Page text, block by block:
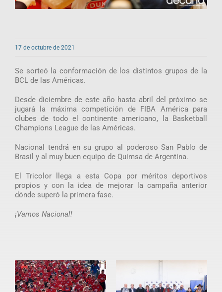
17 de octubre de 2021
Se sorteó la conformación de los distintos grupos de la
BCL de las Américas.
Desde diciembre de este año hasta abril del próximo se
jugará la máxima competición de FIBA América para
clubes de todo el continente americano, la Basketball
Champions League de las Américas.
Nacional tendrá en su grupo al poderoso San Pablo de
Brasil y al muy buen equipo de Quimsa de Argentina.
El Tricolor llega a esta Copa por méritos deportivos
propios y con la idea de mejorar la campaña anterior
dónde superó la primera fase.
¡Vamos Nacional!